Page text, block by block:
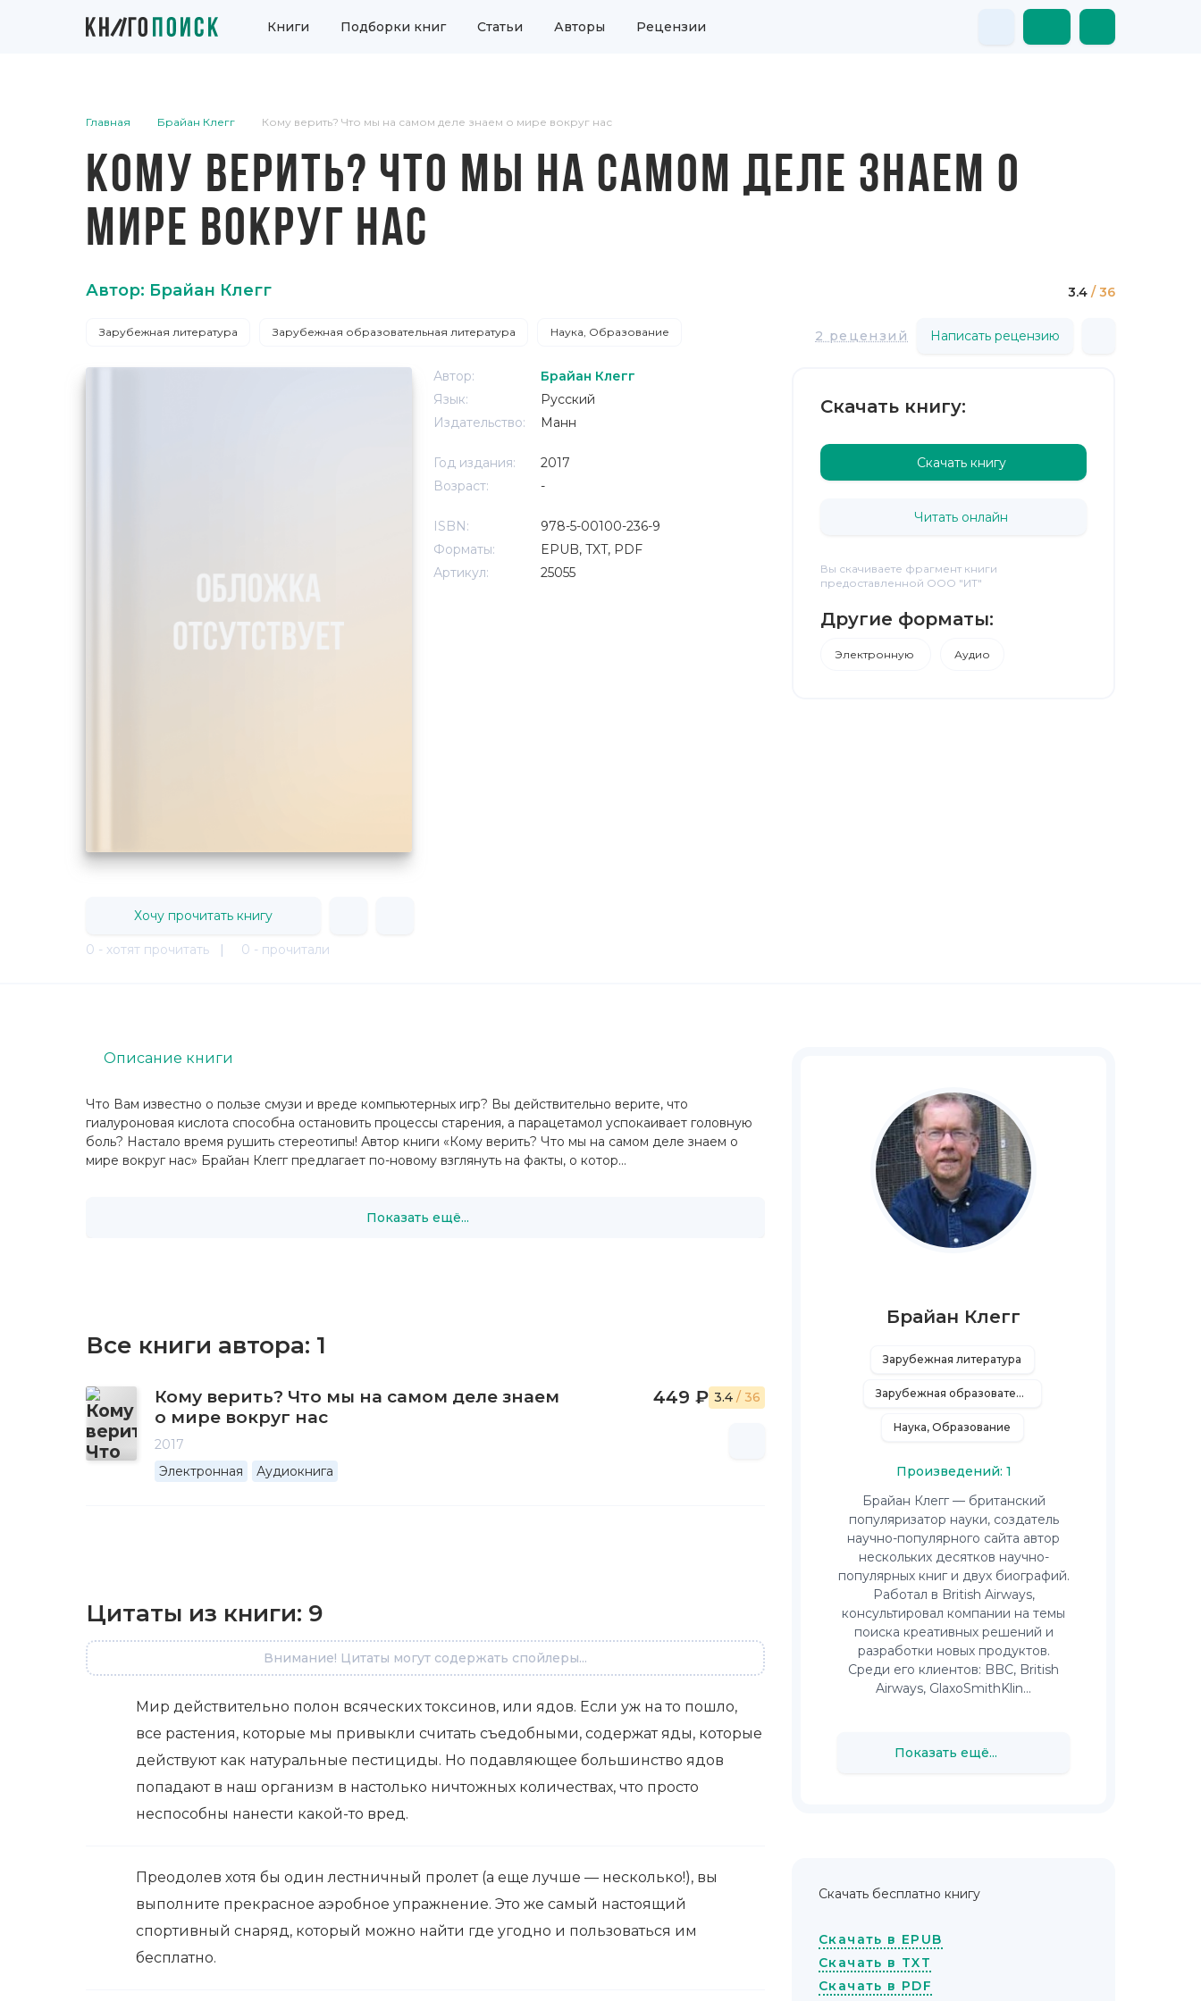
Книги Подборки книг Статьи Авторы Рецензии
Главная Брайан Клегг Кому верить? Что мы на самом деле знаем о мире вокруг нас
КОМУ ВЕРИТЬ? ЧТО МЫ НА САМОМ ДЕЛЕ ЗНАЕМ О
МИРЕ ВОКРУГ НАС
Автор: Брайан Клегг 3.4 / 36
Зарубежная литература Зарубежная образовательная литература Наука, Образование 2 рецензий Написать рецензию
Автор:
Брайан Клегг
Язык:
Русский
Издательство:
Манн
Год издания:
2017
Возраст:
-
ISBN:
978-5-00100-236-9
Форматы:
EPUB, TXT, PDF
Артикул:
25055
Скачать книгу:
Скачать книгу
Читать онлайн
Вы скачиваете фрагмент книги
предоставленной ООО "ИТ"
Другие форматы:
Электронную Аудио
Хочу прочитать книгу
0 - хотят прочитать | 0 - прочитали
Что Вам известно о пользе смузи и вреде компьютерных игр? Вы действительно верите, что
гиалуроновая кислота способна остановить процессы старения, а парацетамол успокаивает головную
боль? Настало время рушить стереотипы! Автор книги «Кому верить? Что мы на самом деле знаем о
мире вокруг нас» Брайан Клегг предлагает по-новому взглянуть на факты, о котор...
Показать ещё...
Описание книги
Все книги автора: 1
Кому верить? Что мы на самом деле знаем
о мире вокруг нас
2017
Электронная
Аудиокнига
449 ₽ 3.4 / 36
Цитаты из книги: 9
Внимание! Цитаты могут содержать спойлеры...
Мир действительно полон всяческих токсинов, или ядов. Если уж на то пошло,
все растения, которые мы привыкли считать съедобными, содержат яды, которые
действуют как натуральные пестициды. Но подавляющее большинство ядов
попадают в наш организм в настолько ничтожных количествах, что просто
неспособны нанести какой-то вред.
Преодолев хотя бы один лестничный пролет (а еще лучше — несколько!), вы
выполните прекрасное аэробное упражнение. Это же самый настоящий
спортивный снаряд, который можно найти где угодно и пользоваться им
бесплатно.
Брайан Клегг
Зарубежная литература
Зарубежная образовательная литература
Наука, Образование
Произведений: 1
Брайан Клегг — британский
популяризатор науки, создатель
научно-популярного сайта автор
нескольких десятков научно-
популярных книг и двух биографий.
Работал в British Airways,
консультировал компании на темы
поиска креативных решений и
разработки новых продуктов.
Среди его клиентов: BBC, British
Airways, GlaxoSmithKlin...
Показать ещё...
Скачать бесплатно книгу
Скачать в EPUB
Скачать в TXT
Скачать в PDF